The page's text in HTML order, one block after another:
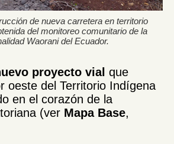
de nueva carretera en territorio
del monitoreo comunitario de la
Waorani del Ecuador.
proyecto vial que
oeste del Territorio Indígena
en el corazón de la
(ver Mapa Base,